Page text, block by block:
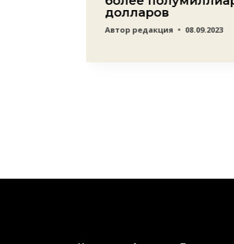
долларов
Автор редакция 08.09.2023